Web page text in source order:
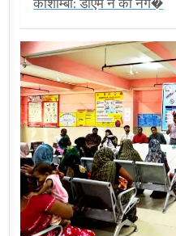
कौशाम्बी: डीएम ने की नग�